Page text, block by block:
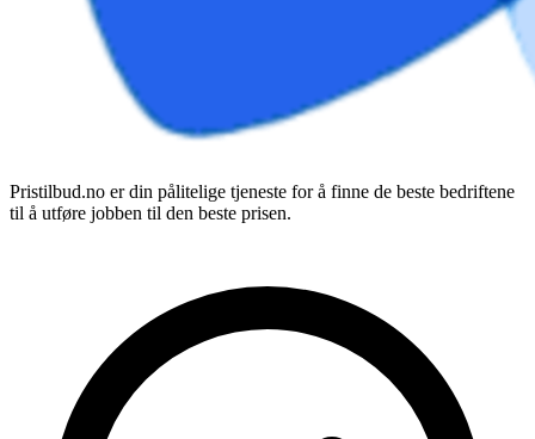
Pristilbud.no er din pålitelige tjeneste for å finne de beste bedriftene
til å utføre jobben til den beste prisen.